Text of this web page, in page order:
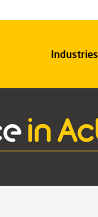
Industries